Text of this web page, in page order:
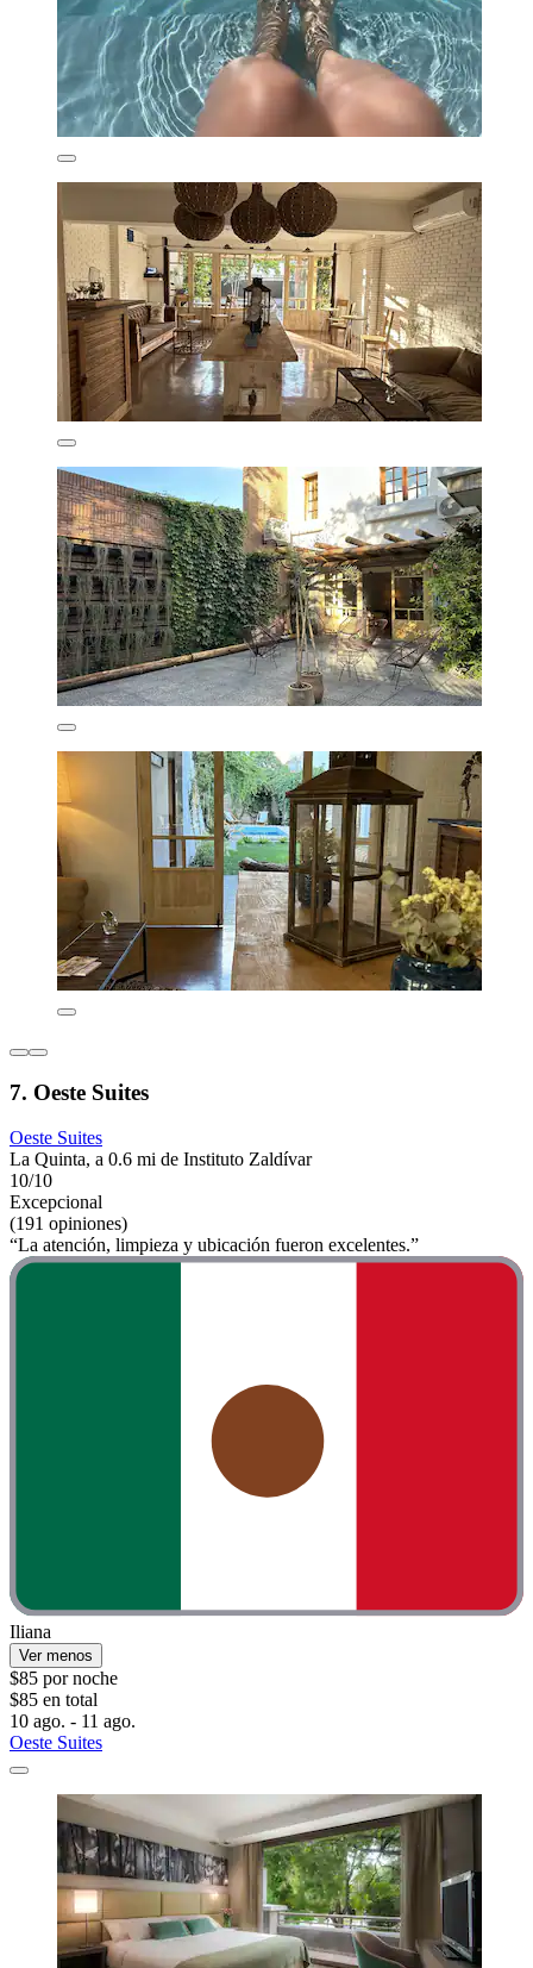
7. Oeste Suites
Oeste Suites
La Quinta, a 0.6 mi de Instituto Zaldívar
10/10
Excepcional
(191 opiniones)
“La atención, limpieza y ubicación fueron excelentes.”
Iliana
Ver menos
$85 por noche
$85 en total
10 ago. - 11 ago.
Oeste Suites